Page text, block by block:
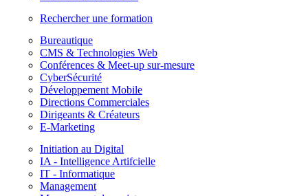
Rechercher une formation
Bureautique
CMS & Technologies Web
Conférences & Meet-up sur-mesure
CyberSécurité
Développement Mobile
Directions Commerciales
Dirigeants & Créateurs
E-Marketing
Initiation au Digital
IA - Intelligence Artifcielle
IT - Informatique
Management